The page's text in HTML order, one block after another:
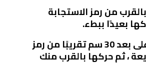
من رمز الاستجابة
بعيدًا ببطء.
ضع الكاميرا على بعد 30 سم تقريبًا من رمز
، ثم حركها بالقرب منك